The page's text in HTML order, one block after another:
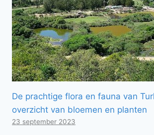
De prachtige flora en fauna van
overzicht van bloemen en planten
23 september 2023